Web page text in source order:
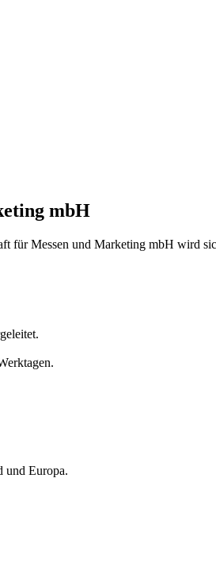
mbH
für Messen und Marketing mbH wird
und Europa.